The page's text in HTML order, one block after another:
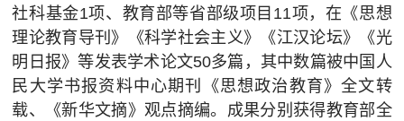
社科基金1项、教育部等省部级项目11项，在《思想
理论教育导刊》《科学社会主义》《江汉论坛》《光
明日报》等发表学术论文50多篇，其中数篇被中国人
民大学书报资料中心期刊《思想政治教育》全文转
载、《新华文摘》观点摘编。成果分别获得教育部全